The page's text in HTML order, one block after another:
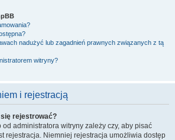
nadużyć lub zagadnień prawnych związanych z tą
witryny?
i rejestracją
się rejestrować?
od administratora witryny zależy czy, aby pisać
rejestracja. Niemniej rejestracja umożliwia dostęp